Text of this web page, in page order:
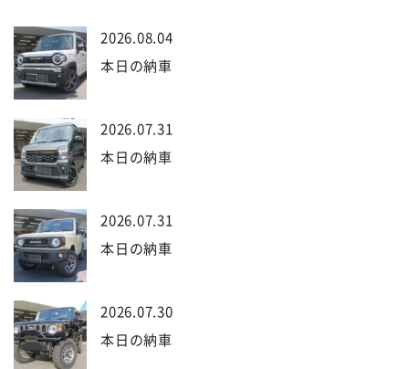
2026.08.04
本日の納車
2026.07.31
本日の納車
2026.07.31
本日の納車
2026.07.30
本日の納車